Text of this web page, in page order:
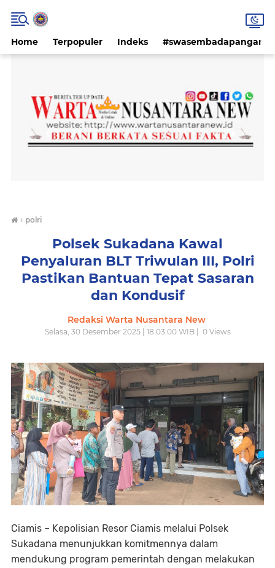
Home Terpopuler Indeks #swasembadapangan
› polri
Polsek Sukadana Kawal
Penyaluran BLT Triwulan III, Polri
Pastikan Bantuan Tepat Sasaran
dan Kondusif
Redaksi Warta Nusantara New
Selasa, 30 Desember 2025 | 18.03.00 WIB | 0Views
Ciamis – Kepolisian Resor Ciamis melalui Polsek
Sukadana menunjukkan komitmennya dalam
mendukung program pemerintah dengan melakukan